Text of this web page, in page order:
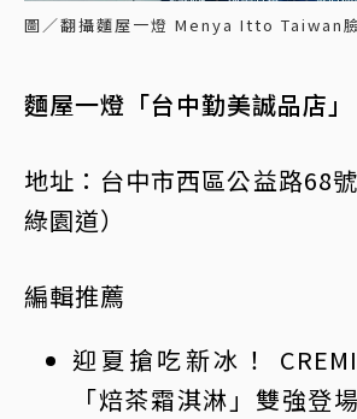
圖／翻攝麵屋一燈 Menya Itto Taiwan
麵屋一燈「台中勤美誠品店」
地址：台中市西區公益路68
綠園道）
編輯推薦
迎夏搶吃新冰！
「焙茶霜淇淋」雙強登